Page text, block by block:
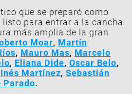
que se preparó como
listo para entrar a la cancha
más amplia de la gran
Moar, Martín
, Mauro Mas, Marcelo
, Eliana Dide, Oscar Belo,
Martínez, Sebastián
Parado.